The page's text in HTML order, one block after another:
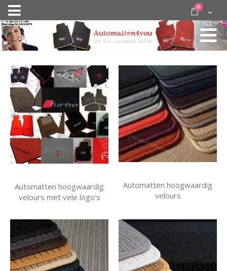
Nav
activeren
door
inhoud
Cart
0 items
Automatten hoogwaardig
velours met vele logo's
Automatten hoogwaardig
velours